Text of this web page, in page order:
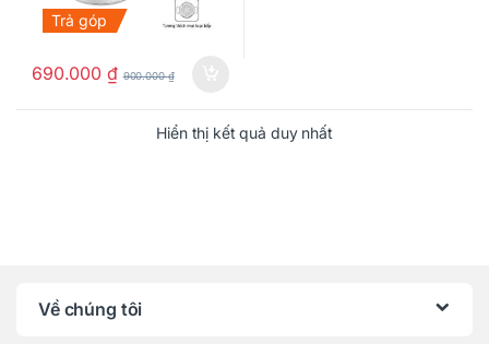
Trả góp
690.000 ₫ 900.000₫
Hiển thị kết quả duy nhất
Về chúng tôi